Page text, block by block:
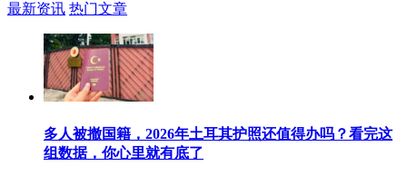
最新资讯 热门文章
多人被撤国籍，2026年土耳其护照还值得办吗？看完这
组数据，你心里就有底了